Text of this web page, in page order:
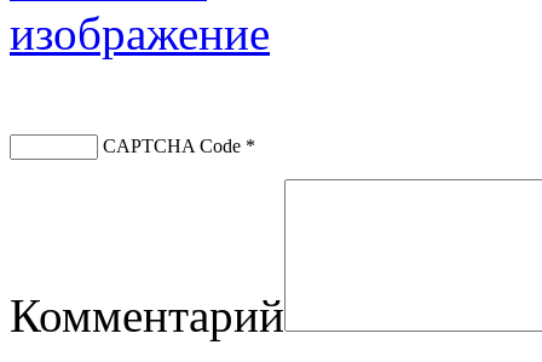
CAPTCHA Code *
Комментарий